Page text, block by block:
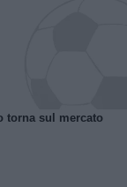
torna sul mercato